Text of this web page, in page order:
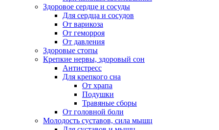
Здоровое сердце и сосуды
Для сердца и сосудов
От варикоза
От геморроя
От давления
Здоровые стопы
Крепкие нервы, здоровый сон
Антистресс
Для крепкого сна
От храпа
Подушки
Травяные сборы
От головной боли
Молодость суставов, сила мышц